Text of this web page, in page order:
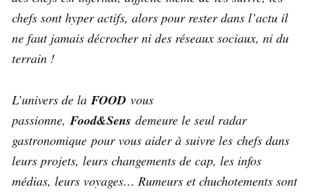
chefs sont hyper actifs, alors pour rester dans l’actu il
ne faut jamais décrocher ni des réseaux sociaux, ni du
terrain !
L’univers de laFOOD vous
passionne,Food&Sens demeure le seul radar
gastronomique pour vous aider à suivre les chefs dans
leurs projets, leurs changements de cap, les infos
médias, leurs voyages… Rumeurs et chuchotements sont